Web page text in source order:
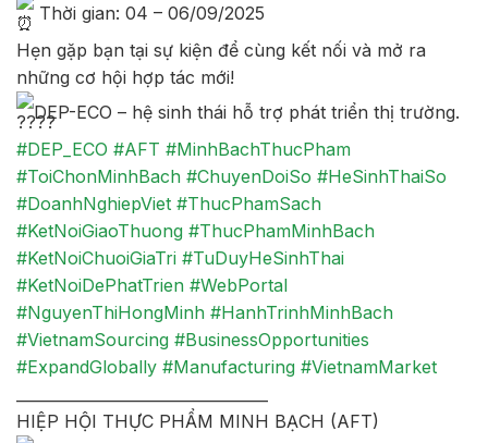
Thời gian: 04 – 06/09/2025
Hẹn gặp bạn tại sự kiện để cùng kết nối và mở ra
những cơ hội hợp tác mới!
DEP-ECO – hệ sinh thái hỗ trợ phát triển thị trường.
#DEP_ECO #AFT #MinhBachThucPham
#ToiChonMinhBach #ChuyenDoiSo #HeSinhThaiSo
#DoanhNghiepViet #ThucPhamSach
#KetNoiGiaoThuong #ThucPhamMinhBach
#KetNoiChuoiGiaTri #TuDuyHeSinhThai
#KetNoiDePhatTrien #WebPortal
#NguyenThiHongMinh #HanhTrinhMinhBach
#VietnamSourcing #BusinessOpportunities
#ExpandGlobally #Manufacturing #VietnamMarket
HIỆP HỘI THỰC PHẨM MINH BẠCH (AFT)